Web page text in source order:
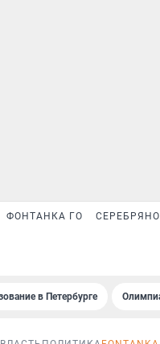
ФОНТАНКА ГО
в Петербурге